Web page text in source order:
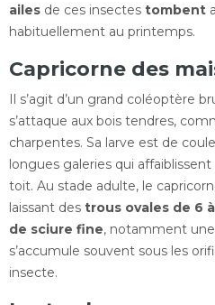
ailes de ces insectes tombent
habituellement au printemps.
Capricorne des
Il s’agit d’un grand coléoptère
s’attaque aux bois tendres,
charpentes. Sa larve est de
longues galeries qui
toit. Au stade adulte, le
laissant des trous ovales de 6
de sciure fine, notamment
s’accumule souvent sous les
insecte.